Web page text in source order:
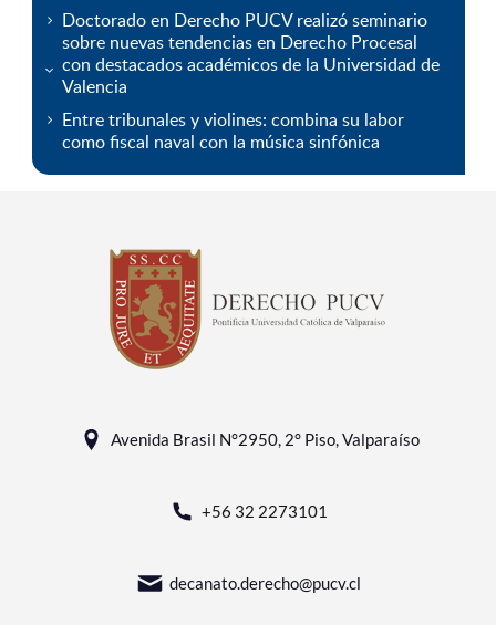
Doctorado en Derecho PUCV realizó seminario
sobre nuevas tendencias en Derecho Procesal
con destacados académicos de la Universidad de
Valencia
Entre tribunales y violines: combina su labor
como fiscal naval con la música sinfónica
Avenida Brasil N°2950, 2° Piso, Valparaíso
+56 32 2273101
decanato.derecho@pucv.cl